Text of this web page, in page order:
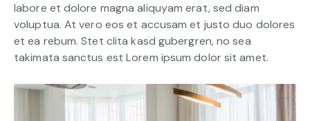
labore et dolore magna aliquyam erat, sed diam
voluptua. At vero eos et accusam et justo duo dolores
et ea rebum. Stet clita kasd gubergren, no sea
takimata sanctus est Lorem ipsum dolor sit amet.